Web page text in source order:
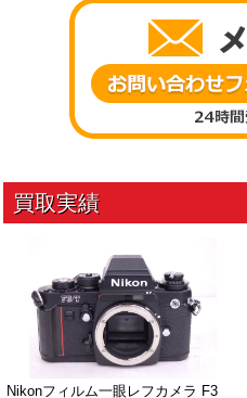
Nikonフィルム一眼レフカメラ F3